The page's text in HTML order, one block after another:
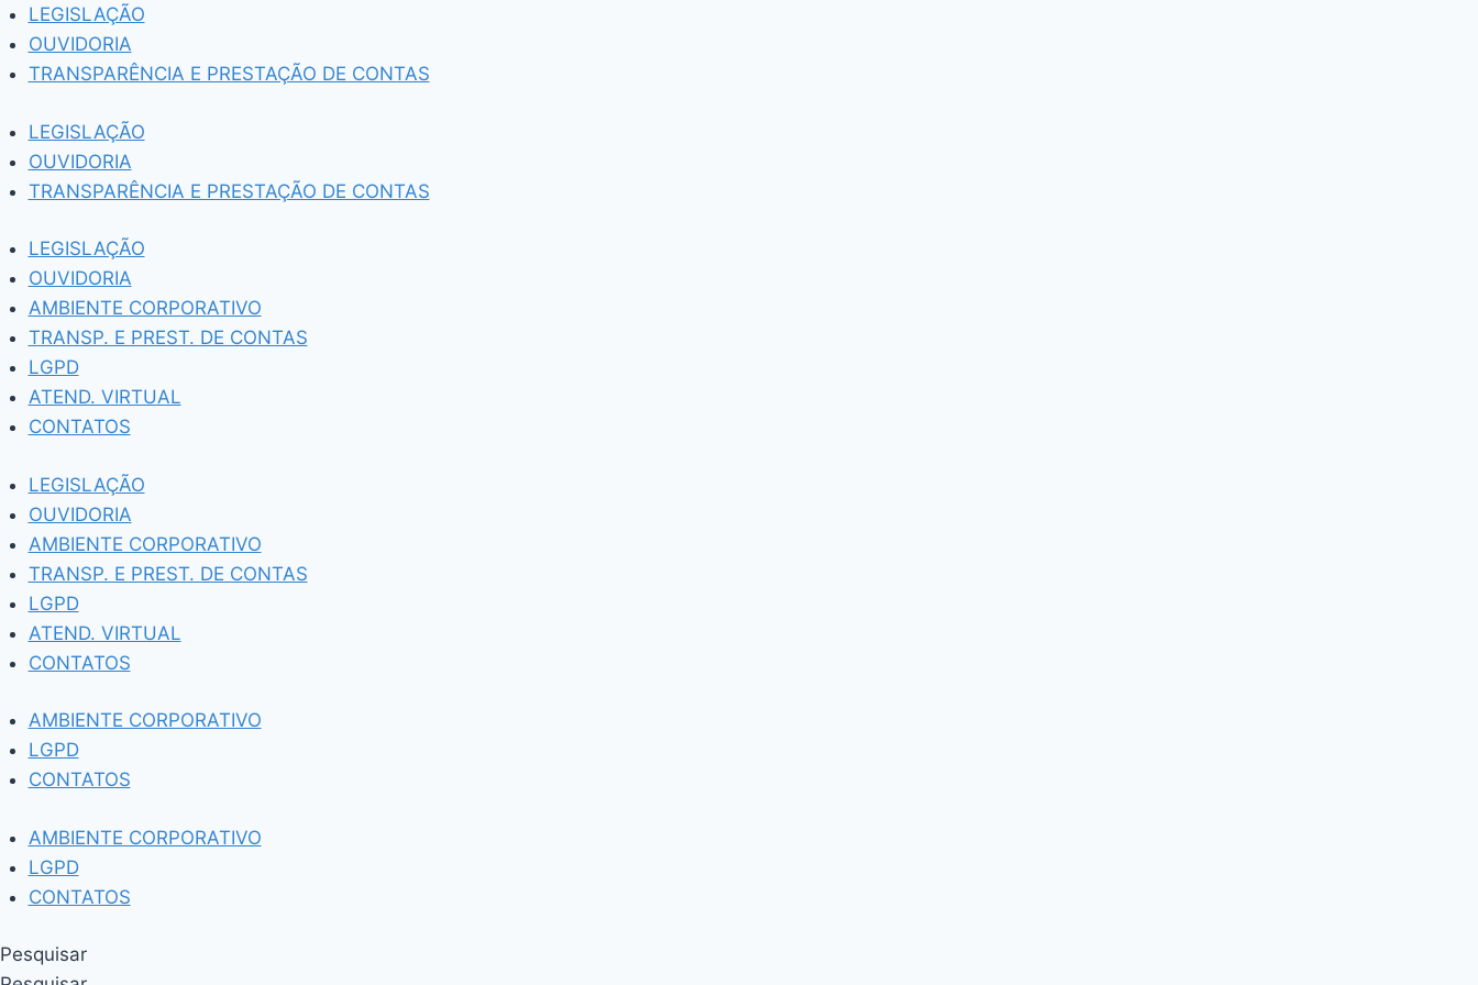
Pular
para
LEGISLAÇÃO
OUVIDORIA
TRANSPARÊNCIA E PRESTAÇÃO DE CONTAS
LEGISLAÇÃO
OUVIDORIA
TRANSPARÊNCIA E PRESTAÇÃO DE CONTAS
LEGISLAÇÃO
OUVIDORIA
AMBIENTE CORPORATIVO
TRANSP. E PREST. DE CONTAS
LGPD
ATEND. VIRTUAL
CONTATOS
LEGISLAÇÃO
OUVIDORIA
AMBIENTE CORPORATIVO
TRANSP. E PREST. DE CONTAS
LGPD
ATEND. VIRTUAL
CONTATOS
AMBIENTE CORPORATIVO
LGPD
CONTATOS
AMBIENTE CORPORATIVO
LGPD
CONTATOS
Pesquisar